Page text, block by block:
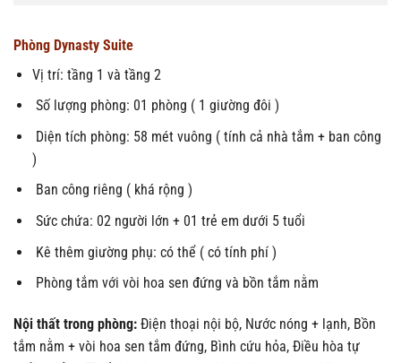
Phòng Dynasty Suite
Vị trí: tầng 1 và tầng 2
Số lượng phòng: 01 phòng ( 1 giường đôi )
Diện tích phòng: 58 mét vuông ( tính cả nhà tắm + ban công
)
Ban công riêng ( khá rộng )
Sức chứa: 02 người lớn + 01 trẻ em dưới 5 tuổi
Kê thêm giường phụ: có thể ( có tính phí )
Phòng tắm với vòi hoa sen đứng và bồn tắm nằm
Nội thất trong phòng: Điện thoại nội bộ, Nước nóng + lạnh, Bồn
tắm nằm + vòi hoa sen tắm đứng, Bình cứu hỏa, Điều hòa tự